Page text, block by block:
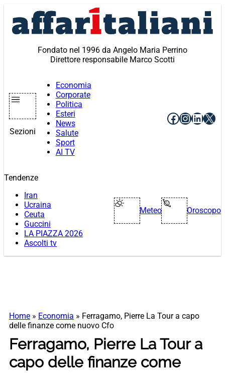
contenuto
Fondato nel 1996 da Angelo Maria Perrino
Direttore responsabile Marco Scotti
Sezioni
Economia
Corporate
Politica
Esteri
News
Salute
Sport
AI TV
Facebook
X
Tendenze
Iran
Ucraina
Ceuta
Guccini
LA PIAZZA 2026
Ascolti tv
Meteo Oroscopo
Home » Economia » Ferragamo, Pierre La Tour a capo
delle finanze come nuovo Cfo
Ferragamo, Pierre La Tour a
capo delle finanze come